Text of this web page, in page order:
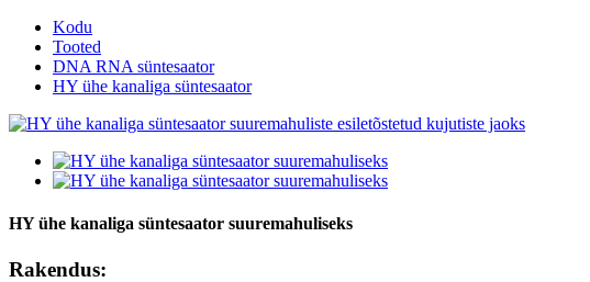
Kodu
Tooted
DNA RNA süntesaator
HY ühe kanaliga süntesaator
HY ühe kanaliga süntesaator suuremahuliseks
Rakendus: